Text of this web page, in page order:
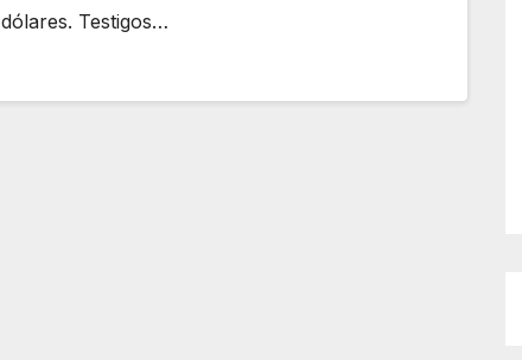
dólares. Testigos…